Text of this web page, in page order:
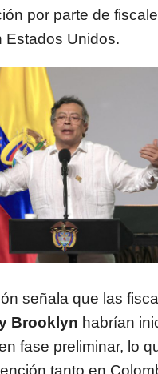
por parte de
Estados Unidos.
señala que las
Brooklyn habrían
fase preliminar, lo
tanto en